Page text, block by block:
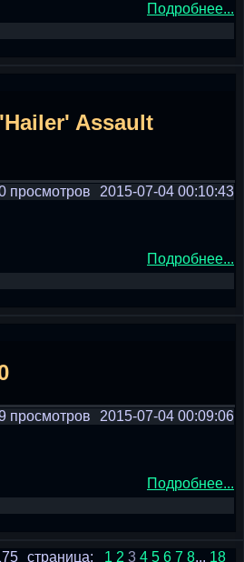
Подробнее...
Assault
2015-07-04 00:10:43
просмотров
Подробнее...
2015-07-04 00:09:06
просмотров
Подробнее...
страница: 1 2 3 4 5 6 7 8... 18